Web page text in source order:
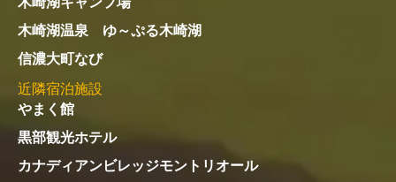
木崎湖温泉 ゆ～ぷる木崎湖
信濃大町なび
近隣宿泊施設
やまく館
黒部観光ホテル
カナディアンビレッジモントリオール